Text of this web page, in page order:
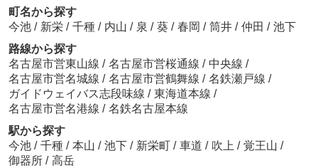
町名から探す
今池 / 新栄 / 千種 / 内山 / 泉 / 葵 / 春岡 / 筒井 / 仲田 / 池下
路線から探す
名古屋市営東山線 / 名古屋市営桜通線 / 中央線 /
名古屋市営名城線 / 名古屋市営鶴舞線 / 名鉄瀬戸線 /
ガイドウェイバス志段味線 / 東海道本線 /
名古屋市営名港線 / 名鉄名古屋本線
駅から探す
今池 / 千種 / 本山 / 池下 / 新栄町 / 車道 / 吹上 / 覚王山 /
御器所 / 高岳